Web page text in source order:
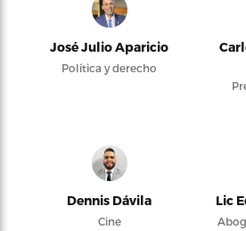
José Julio Aparicio
Política y derecho
Dennis Dávila
Cine
Lic